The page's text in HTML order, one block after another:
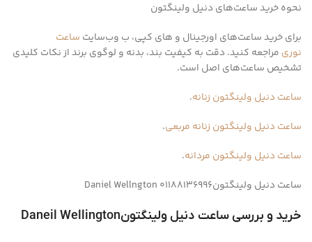
نحوه خرید ساعت‌های دنیل ولینگتون
برای خرید ساعت‌های اورجینال و های کپی، ب وب‌سایت ساعت
نوری مراجعه کنید. دقت به کیفیت بند، بدنه و لوگوی برند از نکات کلیدی
تشخیص ساعت‌های اصل است.
ساعت دنیل ولینگتون زنانه.
ساعت دنیل ولینگتون زنانه مربعی.
ساعت دنیل ولینگتون مردانه.
ساعت دنیل ولینگتونDaniel Wellngton 01188136996
خرید و بررسی ساعت دنیل ولینگتونDaneil Wellington